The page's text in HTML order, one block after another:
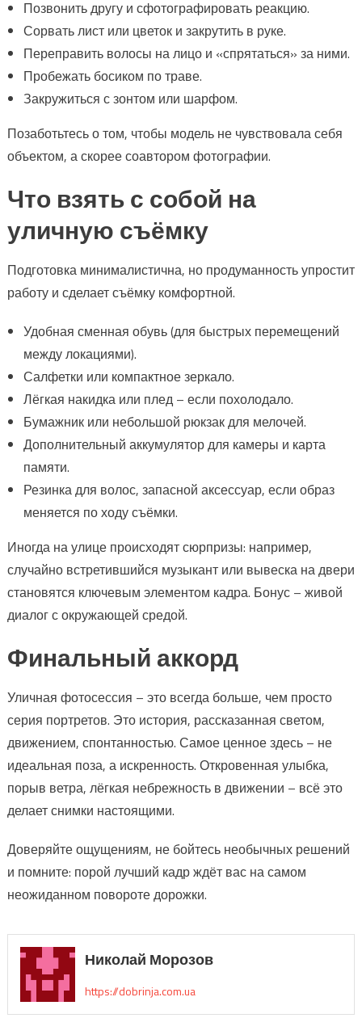
Позвонить другу и сфотографировать реакцию.
Сорвать лист или цветок и закрутить в руке.
Переправить волосы на лицо и «спрятаться» за ними.
Пробежать босиком по траве.
Закружиться с зонтом или шарфом.
Позаботьтесь о том, чтобы модель не чувствовала себя
объектом, а скорее соавтором фотографии.
Что взять с собой на
уличную съёмку
Подготовка минималистична, но продуманность упростит
работу и сделает съёмку комфортной.
Удобная сменная обувь (для быстрых перемещений
между локациями).
Салфетки или компактное зеркало.
Лёгкая накидка или плед – если похолодало.
Бумажник или небольшой рюкзак для мелочей.
Дополнительный аккумулятор для камеры и карта
памяти.
Резинка для волос, запасной аксессуар, если образ
меняется по ходу съёмки.
Иногда на улице происходят сюрпризы: например,
случайно встретившийся музыкант или вывеска на двери
становятся ключевым элементом кадра. Бонус – живой
диалог с окружающей средой.
Финальный аккорд
Уличная фотосессия – это всегда больше, чем просто
серия портретов. Это история, рассказанная светом,
движением, спонтанностью. Самое ценное здесь – не
идеальная поза, а искренность. Откровенная улыбка,
порыв ветра, лёгкая небрежность в движении – всё это
делает снимки настоящими.
Доверяйте ощущениям, не бойтесь необычных решений
и помните: порой лучший кадр ждёт вас на самом
неожиданном повороте дорожки.
Николай Морозов
https://dobrinja.com.ua